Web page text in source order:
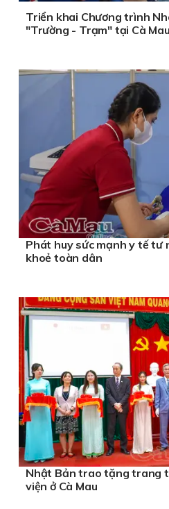
Triển khai Chương trình
"Trường - Trạm" tại Cà Mau
Phát huy sức mạnh y tế tư
khoẻ toàn dân
Nhật Bản trao tặng trang
viện ở Cà Mau